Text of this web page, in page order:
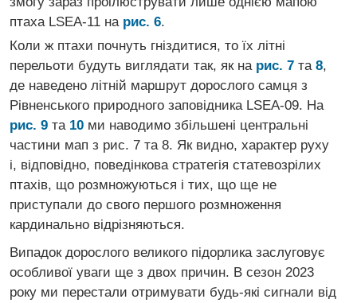
птаха LSEA-11 на рис. 6.
Коли ж птахи почнуть гніздитися, то їх літні
перельоти будуть виглядати так, як на рис. 7 та 8,
де наведено літній маршрут дорослого самця з
Рівненського природного заповідника LSEA-09. На
рис. 9 та 10 ми наводимо збільшені центральні
частини мап з рис. 7 та 8. Як видно, характер руху
і, відповідно, поведінкова стратегія статевозрілих
птахів, що розмножуються і тих, що ще не
приступали до свого першого розмноження
кардинально відрізняються.
Випадок дорослого великого підорлика заслуговує
особливої уваги ще з двох причин. В сезон 2023
року ми перестали отримувати будь-які сигнали від